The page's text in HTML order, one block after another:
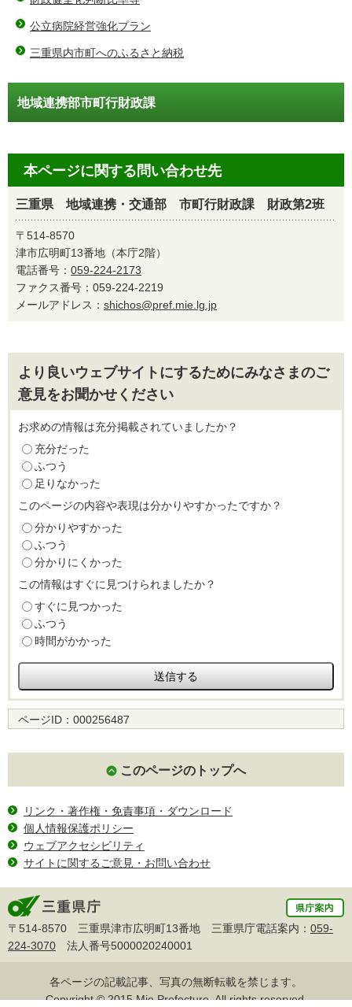
公立病院経営強化プラン
三重県内市町へのふるさと納税
地域連携部市町行財政課
本ページに関する問い合わせ先
三重県 地域連携・交通部 市町行財政課 財政第2班
〒514-8570
津市広明町13番地（本庁2階）
電話番号： 059-224-2173
ファクス番号：059-224-2219
メールアドレス： shichos@pref.mie.lg.jp
より良いウェブサイトにするためにみなさまのご
意見をお聞かせください
お求めの情報は充分掲載されていましたか？
充分だった
ふつう
足りなかった
このページの内容や表現は分かりやすかったですか？
分かりやすかった
ふつう
分かりにくかった
この情報はすぐに見つけられましたか？
すぐに見つかった
ふつう
時間がかかった
ページID： 000256487
このページのトップへ
リンク・著作権・免責事項・ダウンロード
個人情報保護ポリシー
ウェブアクセシビリティ
サイトに関するご意見・お問い合わせ
〒514-8570 三重県津市広明町13番地 三重県庁電話案内： 059-
224-3070 法人番号5000020240001
各ページの記載記事、写真の無断転載を禁じます。
Copyright © 2015 Mie Prefecture, All rights reserved.